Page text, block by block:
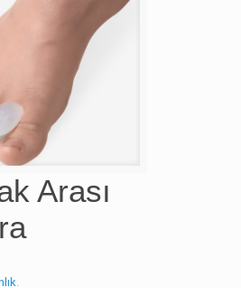
Arası
.